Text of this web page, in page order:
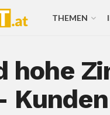
THEMEN
hohe